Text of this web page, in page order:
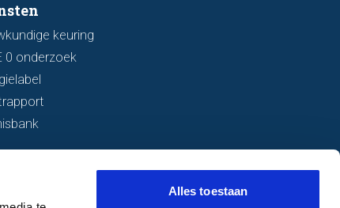
Alles toestaan
keuring
0 onderzoek